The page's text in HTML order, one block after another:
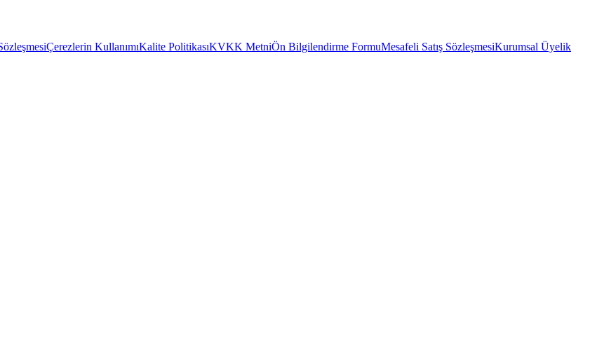
Çerezlerin KullanımıKalite PolitikasıKVKK MetniÖn Bilgilendirme FormuMesafeli Satış SözleşmesiKurumsal Üyelik